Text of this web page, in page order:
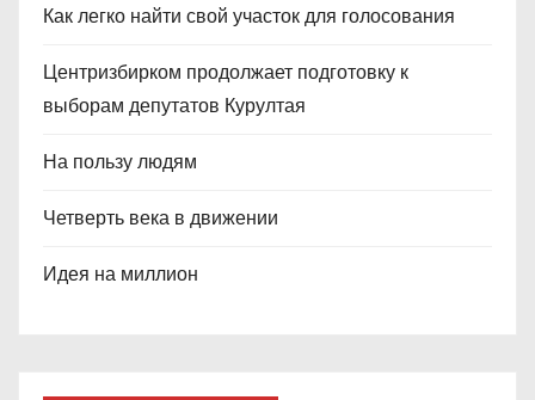
Как легко найти свой участок для голосования
Центризбирком продолжает подготовку к
выборам депутатов Курултая
На пользу людям
Четверть века в движении
Идея на миллион